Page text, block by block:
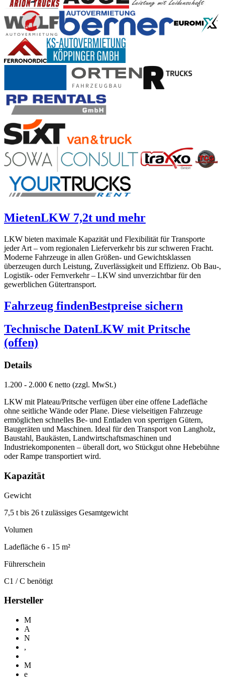
MietenLKW 7,2t und mehr
LKW bieten maximale Kapazität und Flexibilität für Transporte
jeder Art – vom regionalen Lieferverkehr bis zur schweren Fracht.
Moderne Fahrzeuge in allen Größen- und Gewichtsklassen
überzeugen durch Leistung, Zuverlässigkeit und Effizienz. Ob Bau-,
Logistik- oder Fernverkehr – LKW sind unverzichtbar für den
gewerblichen Gütertransport.
Fahrzeug findenBestpreise sichern
Technische DatenLKW mit Pritsche
(offen)
Details
1.200 - 2.000 € netto (zzgl. MwSt.)
LKW mit Plateau/Pritsche verfügen über eine offene Ladefläche
ohne seitliche Wände oder Plane. Diese vielseitigen Fahrzeuge
ermöglichen schnelles Be- und Entladen von sperrigen Gütern,
Baugeräten und Maschinen. Ideal für den Transport von Langholz,
Baustahl, Baukästen, Landwirtschaftsmaschinen und
Industriekomponenten – überall dort, wo Stückgut ohne Hebebühne
oder Rampe transportiert wird.
Kapazität
Gewicht
7,5 t bis 26 t zulässiges Gesamtgewicht
Volumen
Ladefläche 6 - 15 m²
Führerschein
C1 / C benötigt
Hersteller
M
A
N
,
M
e